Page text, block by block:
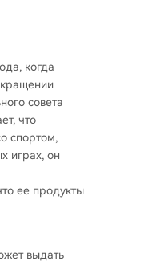
о
ситуации
когда
совета
что
спортом,
играх, он
ее продукты
выдать